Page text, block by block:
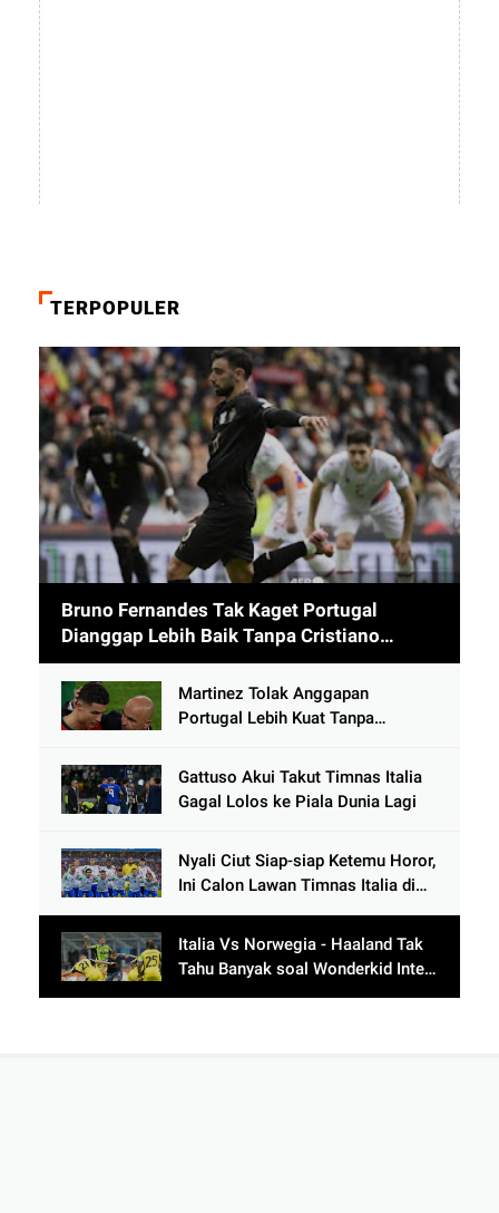
TERPOPULER
Bruno Fernandes Tak Kaget Portugal
Dianggap Lebih Baik Tanpa Cristiano
Ronaldo usai Cetak 9 Gol
Martinez Tolak Anggapan
Portugal Lebih Kuat Tanpa
di Bawah Thailand
Gattuso Akui Takut Timnas Italia
Gagal Lolos ke Piala Dunia Lagi
Nyali Ciut Siap-siap Ketemu Horor,
Ini Calon Lawan Timnas Italia di
Italia Vs Norwegia - Haaland Tak
Tahu Banyak soal Wonderkid Inter
Milan